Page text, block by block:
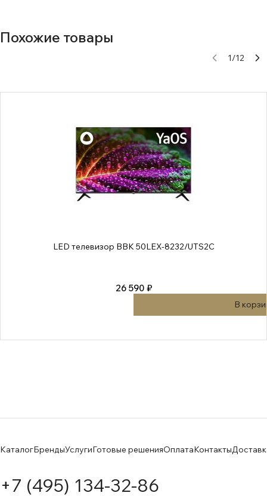
Похожие товары
1/12
LED телевизор BBK 50LEX-8232/UTS2C
26 590 ₽
В
КаталогБрендыУслугиГотовые решенияОплатаКонтакты
+7 (495) 134-32-86